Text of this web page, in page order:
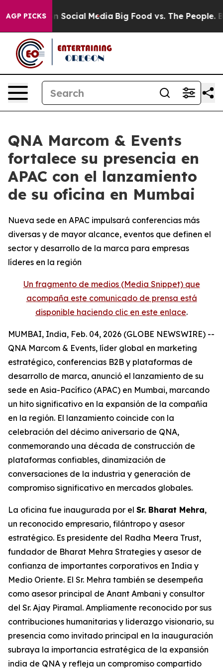
AGP PICKSon Social Media Big Food vs. The People. Big
QNA Marcom & Events
fortalece su presencia en
APAC con el lanzamiento
de su oficina en Mumbai
Nueva sede en APAC impulsará conferencias más
diversas y de mayor alcance, eventos que definen el
sector y desarrollo de la marca para empresas
líderes en la región
Un fragmento de medios (Media Snippet) que
acompaña este comunicado de prensa está
disponible haciendo clic en este enlace.
MUMBAI, India, Feb. 04, 2026 (GLOBE NEWSWIRE) --
QNA Marcom & Events, líder global en marketing
estratégico, conferencias B2B y plataformas de
desarrollo de marca, anunció el lanzamiento de su
sede en Asia-Pacífico (APAC) en Mumbai, marcando
un hito significativo en la expansión de la compañía
en la región. El lanzamiento coincide con la
celebración del décimo aniversario de QNA,
conmemorando una década de construcción de
plataformas confiables, dinamización de
conversaciones de la industria y generación de
compromiso significativo en mercados globales.
La oficina fue inaugurada por el Sr. Bharat Mehra,
un reconocido empresario, filántropo y asesor
estratégico. Es presidente del Radha Meera Trust,
fundador de Bharat Mehra Strategies y asesor de
confianza de importantes corporativos en India y
Medio Oriente. El Sr. Mehra también se desempeña
como asesor principal de Anant Ambani y consultor
del Sr. Ajay Piramal. Ampliamente reconocido por sus
contribuciones humanitarias y liderazgo visionario, su
presencia como invitado principal en la inauguración
subraya la importancia estratégica de la expansión
india de QNA y refleja un compromiso compartido